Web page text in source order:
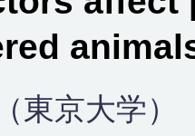
東京大学）